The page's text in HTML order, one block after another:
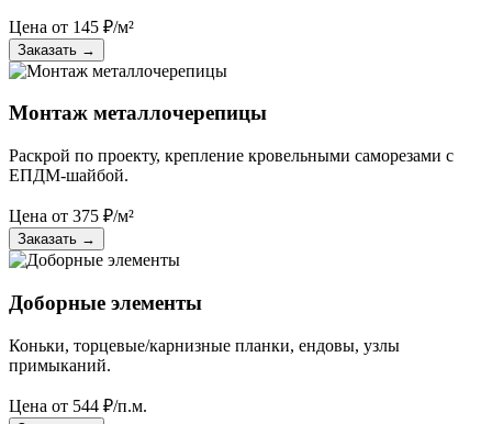
Цена от 145 ₽/м²
Заказать →
Монтаж металлочерепицы
Раскрой по проекту, крепление кровельными саморезами с
ЕПДМ-шайбой.
Цена от 375 ₽/м²
Заказать →
Доборные элементы
Коньки, торцевые/карнизные планки, ендовы, узлы
примыканий.
Цена от 544 ₽/п.м.